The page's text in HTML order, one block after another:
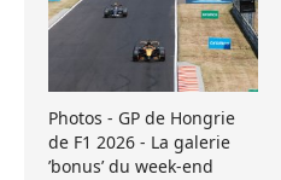
Photos - GP de Hongrie
de F1 2026 - La galerie
’bonus’ du week-end